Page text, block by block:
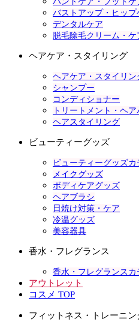
バストアップ・ヒップ
デンタルケア
脱毛除毛クリーム・ケ
ヘアケア・スタイリング
ヘアケア・スタイリ
シャンプー
コンディショナー
トリートメント・ヘア
ヘアスタイリング
ビューティーグッズ
ビューティーグッズ
メイクグッズ
ボディケアグッズ
ヘアブラシ
日焼け対策・ケア
冷温グッズ
美容器具
香水・フレグランス
香水・フレグランスカ
アウトレット
コスメ TOP
フィットネス・トレーニン